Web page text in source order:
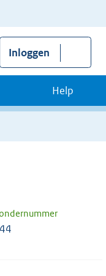
Inloggen
Help